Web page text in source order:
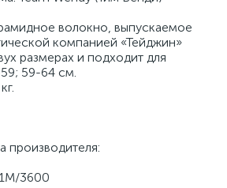
волокно, выпускаемое
компанией «Тейджин»
размерах и подходит для
59-64 см.
производителя:
3600